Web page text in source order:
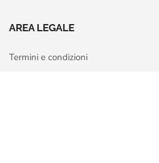
AREA LEGALE
Termini e condizioni